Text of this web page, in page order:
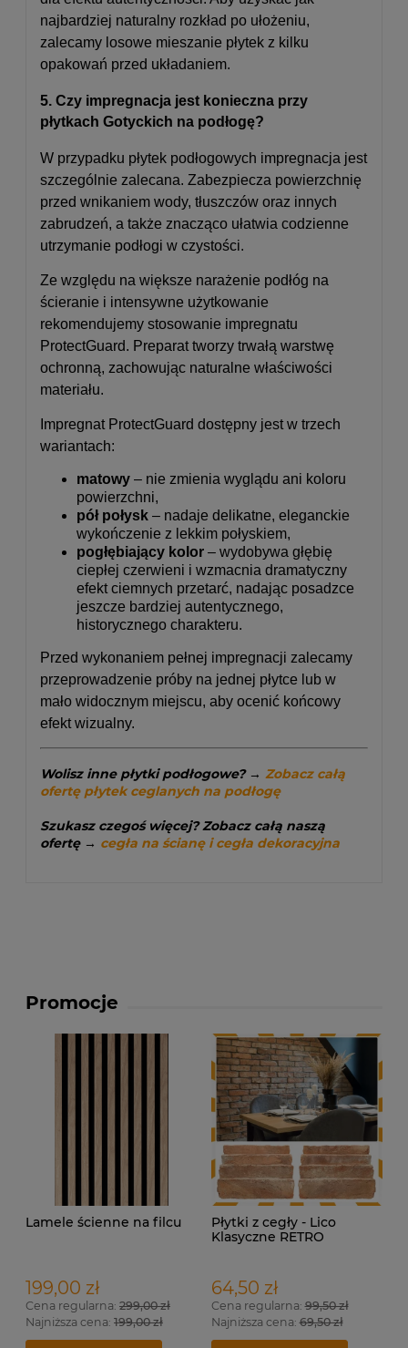
najbardziej naturalny rozkład po ułożeniu,
zalecamy losowe mieszanie płytek z kilku
opakowań przed układaniem.
5. Czy impregnacja jest konieczna przy
płytkach Gotyckich na podłogę?
W przypadku płytek podłogowych impregnacja jest
szczególnie zalecana. Zabezpiecza powierzchnię
przed wnikaniem wody, tłuszczów oraz innych
zabrudzeń, a także znacząco ułatwia codzienne
utrzymanie podłogi w czystości.
Ze względu na większe narażenie podłóg na
ścieranie i intensywne użytkowanie
rekomendujemy stosowanie impregnatu
ProtectGuard. Preparat tworzy trwałą warstwę
ochronną, zachowując naturalne właściwości
materiału.
Impregnat ProtectGuard dostępny jest w trzech
wariantach:
matowy – nie zmienia wyglądu ani koloru
powierzchni,
pół połysk – nadaje delikatne, eleganckie
wykończenie z lekkim połyskiem,
pogłębiający kolor – wydobywa głębię
ciepłej czerwieni i wzmacnia dramatyczny
efekt ciemnych przetarć, nadając posadzce
jeszcze bardziej autentycznego,
historycznego charakteru.
Przed wykonaniem pełnej impregnacji zalecamy
przeprowadzenie próby na jednej płytce lub w
mało widocznym miejscu, aby ocenić końcowy
efekt wizualny.
Wolisz inne płytki podłogowe?→ Zobacz całą
ofertę płytek ceglanych na podłogę
Szukasz czegoś więcej? Zobacz całą naszą
ofertę → cegła na ścianę i cegła dekoracyjna
Promocje
Lamele ścienne na filcu
199,00 zł
Cena regularna: 299,00 zł
Najniższa cena: 199,00 zł
Płytki z cegły - Lico
Klasyczne RETRO
64,50 zł
Cena regularna:99,50 zł
Najniższa cena:69,50 zł